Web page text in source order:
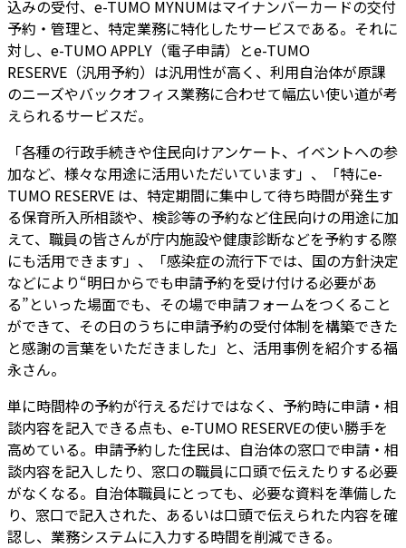
込みの受付、e-TUMO MYNUMはマイナンバーカードの交付
予約・管理と、特定業務に特化したサービスである。それに
対し、e-TUMO APPLY（電子申請）とe-TUMO
RESERVE（汎用予約）は汎用性が高く、利用自治体が原課
のニーズやバックオフィス業務に合わせて幅広い使い道が考
えられるサービスだ。
「各種の行政手続きや住民向けアンケート、イベントへの参
加など、様々な用途に活用いただいています」、「特にe-
TUMO RESERVE は、特定期間に集中して待ち時間が発生す
る保育所入所相談や、検診等の予約など住民向けの用途に加
えて、職員の皆さんが庁内施設や健康診断などを予約する際
にも活用できます」、「感染症の流行下では、国の方針決定
などにより“明日からでも申請予約を受け付ける必要があ
る”といった場面でも、その場で申請フォームをつくること
ができて、その日のうちに申請予約の受付体制を構築できた
と感謝の言葉をいただきました」と、活用事例を紹介する福
永さん。
単に時間枠の予約が行えるだけではなく、予約時に申請・相
談内容を記入できる点も、e-TUMO RESERVEの使い勝手を
高めている。申請予約した住民は、自治体の窓口で申請・相
談内容を記入したり、窓口の職員に口頭で伝えたりする必要
がなくなる。自治体職員にとっても、必要な資料を準備した
り、窓口で記入された、あるいは口頭で伝えられた内容を確
認し、業務システムに入力する時間を削減できる。